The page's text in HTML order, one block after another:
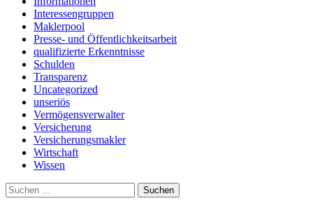
Interessengruppen
Maklerpool
Presse- und Öffentlichkeitsarbeit
qualifizierte Erkenntnisse
Schulden
Transparenz
Uncategorized
unseriös
Vermögensverwalter
Versicherung
Versicherungsmakler
Wirtschaft
Wissen
Suchen
nach: